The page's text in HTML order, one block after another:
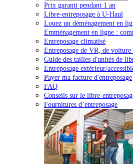
Prix garanti pendant 1 an
Libre-entreposage à U-Haul
Louez un déménagement en
Emménagement en ligne :
Entreposage climatisé
Entreposage de VR, de voiture
Guide des tailles d'unités de
Entreposage extérieur/
Payer ma facture d'entreposage
FAQ
Conseils sur le libre-
Fournitures d’entreposage